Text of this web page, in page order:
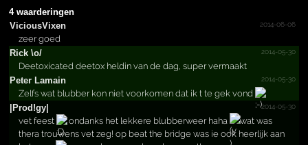
4 waarderingen
ViciousVixen
2014-06-06
zeer goed
Rick \o/
2014-05-30
Deetoxicated deetox heldin van de dag, super vermaakt
Peter Lamain
2014-05-30
Zelfs wat blubber kon niet voorkomen dat ik t te gek vond
|Prod!gy|
2014-05-30
vet feest ondanks het lekkere blubberweer haha
wat was
thera trouwens vet zeg! op beat the bridge was ie ook heerlijk aan